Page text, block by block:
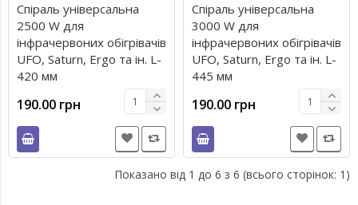
Спіраль універсальна
2500 W для
інфрачервоних обігрівачів
UFO, Saturn, Ergo та ін. L-
420 мм
190.00 грн
Спіраль універсальна
3000 W для
інфрачервоних обігрівачів
UFO, Saturn, Ergo та ін. L-
445 мм
190.00 грн
Показано від 1 до 6 з 6 (всього сторінок: 1)